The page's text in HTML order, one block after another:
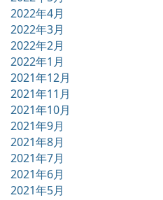
2022年4月
2022年3月
2022年2月
2022年1月
2021年12月
2021年11月
2021年10月
2021年9月
2021年8月
2021年7月
2021年6月
2021年5月